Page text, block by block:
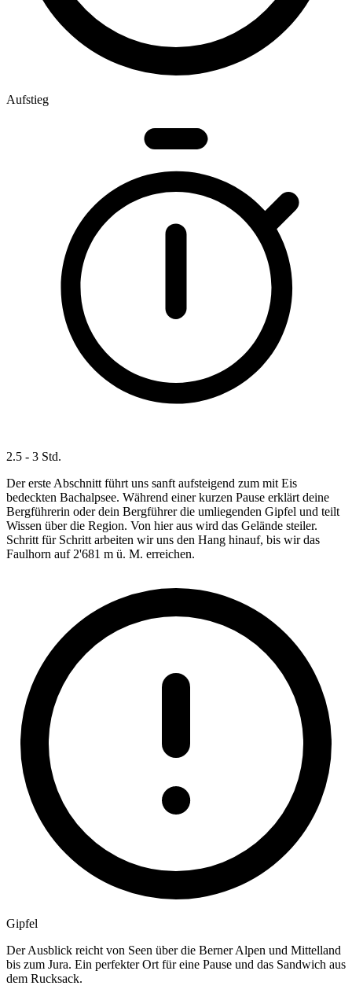
Aufstieg
2.5 - 3 Std.
Der erste Abschnitt führt uns sanft aufsteigend zum mit Eis
bedeckten Bachalpsee. Während einer kurzen Pause erklärt deine
Bergführerin oder dein Bergführer die umliegenden Gipfel und teilt
Wissen über die Region. Von hier aus wird das Gelände steiler.
Schritt für Schritt arbeiten wir uns den Hang hinauf, bis wir das
Faulhorn auf 2'681 m ü. M. erreichen.
Gipfel
Der Ausblick reicht von Seen über die Berner Alpen und Mittelland
bis zum Jura. Ein perfekter Ort für eine Pause und das Sandwich aus
dem Rucksack.